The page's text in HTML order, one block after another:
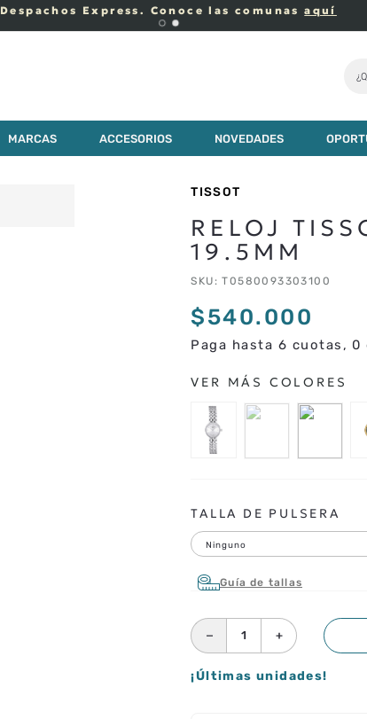
Despachos Express. Conoce las comunasaquí
MARCAS ACCESORIOS NOVEDADES
TISSOT
RELOJ
19.5MM
SKU :T0580093303100
$540.000
Paga hasta 6 cuotas,
TALLA DE PULSERA
Ninguno
Guía de tallas
＋
－
¡Últimas unidades!